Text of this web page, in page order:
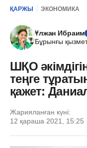
ҚАРЖЫ ЭКОНОМИКА
Ұлжан Ибраим
Бұрынғы
ШҚО
теңге
қажет:
Жарияланған күні:
12 қараша 2021, 15:25